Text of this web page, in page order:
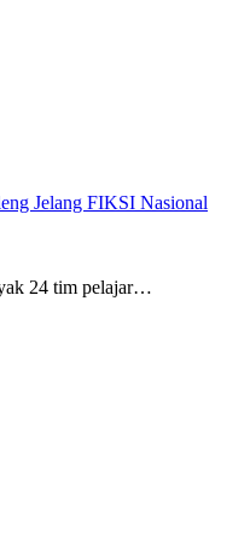
Jelang FIKSI Nasional
24 tim pelajar…